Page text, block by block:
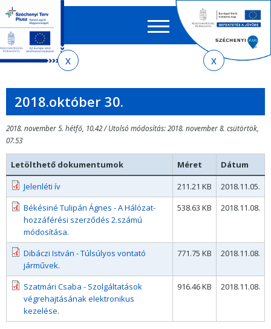
almenühöz
tartalomra
oldaltérképre
EN HU
űrlap
2018.október 30.
2018. november 5. hétfő, 10.42 / Utolsó módosítás: 2018. november 8. csütörtök,
07.53
Letölthető dokumentumok Méret
Dátum
Jelenléti ív
211.21 KB
2018.11.05.
Békésiné Tulipán Ágnes - A Hálózat-
hozzáférési szerződés 2.számú
módosítása.
538.63 KB 2018.11.08.
Dibáczi István - Túlsúlyos vontató
járművek.
771.75 KB 2018.11.08.
Szatmári Csaba - Szolgáltatások
végrehajtásának elektronikus
kezelése.
916.46 KB 2018.11.08.